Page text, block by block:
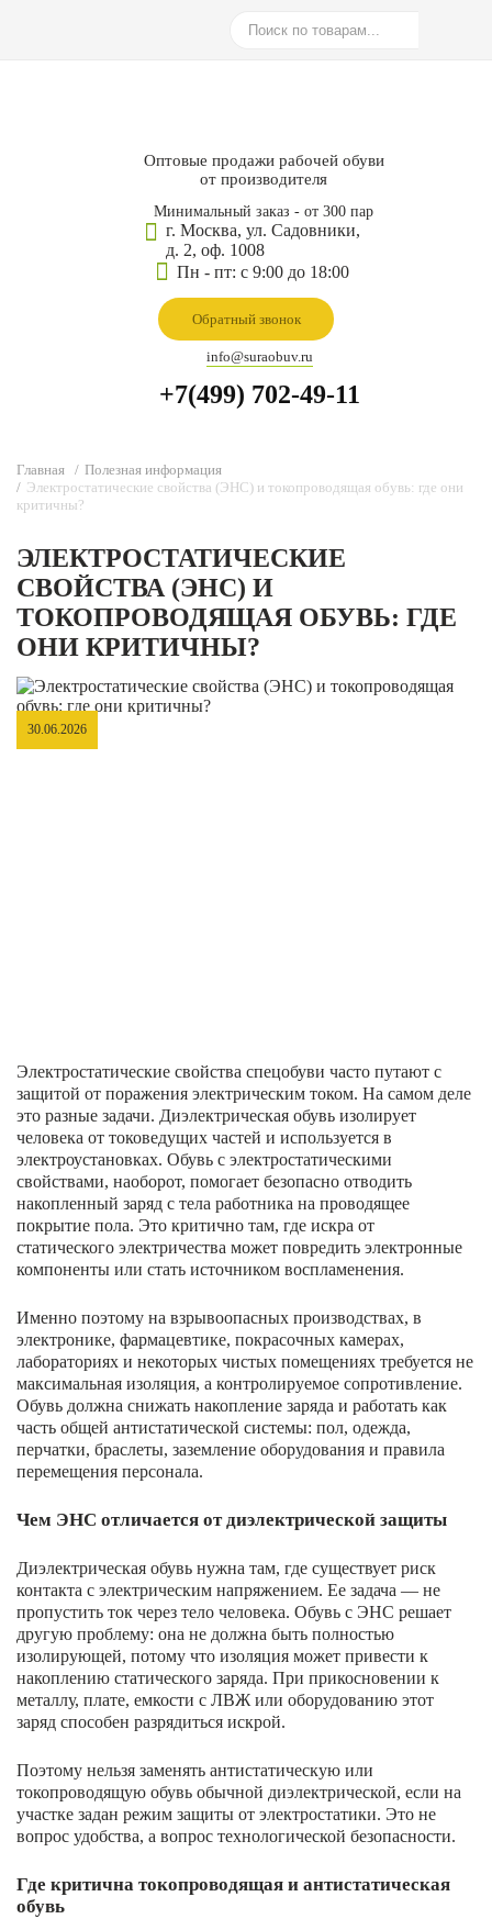
Оптовые продажи рабочей обуви
от производителя
Минимальный заказ - от 300 пар
г. Москва, ул. Садовники,
д. 2, оф. 1008
Пн - пт: с 9:00 до 18:00
Обратный звонок
info@suraobuv.ru
+7(499) 702-49-11
Главная / Полезная информация
/ Электростатические свойства (ЭНС) и токопроводящая обувь: где они
критичны?
ЭЛЕКТРОСТАТИЧЕСКИЕ
СВОЙСТВА (ЭНС) И
ТОКОПРОВОДЯЩАЯ ОБУВЬ: ГДЕ
ОНИ КРИТИЧНЫ?
30.06.2026
Электростатические свойства спецобуви часто путают с
защитой от поражения электрическим током. На самом деле
это разные задачи. Диэлектрическая обувь изолирует
человека от токоведущих частей и используется в
электроустановках. Обувь с электростатическими
свойствами, наоборот, помогает безопасно отводить
накопленный заряд с тела работника на проводящее
покрытие пола. Это критично там, где искра от
статического электричества может повредить электронные
компоненты или стать источником воспламенения.
Именно поэтому на взрывоопасных производствах, в
электронике, фармацевтике, покрасочных камерах,
лабораториях и некоторых чистых помещениях требуется не
максимальная изоляция, а контролируемое сопротивление.
Обувь должна снижать накопление заряда и работать как
часть общей антистатической системы: пол, одежда,
перчатки, браслеты, заземление оборудования и правила
перемещения персонала.
Чем ЭНС отличается от диэлектрической защиты
Диэлектрическая обувь нужна там, где существует риск
контакта с электрическим напряжением. Ее задача — не
пропустить ток через тело человека. Обувь с ЭНС решает
другую проблему: она не должна быть полностью
изолирующей, потому что изоляция может привести к
накоплению статического заряда. При прикосновении к
металлу, плате, емкости с ЛВЖ или оборудованию этот
заряд способен разрядиться искрой.
Поэтому нельзя заменять антистатическую или
токопроводящую обувь обычной диэлектрической, если на
участке задан режим защиты от электростатики. Это не
вопрос удобства, а вопрос технологической безопасности.
Где критична токопроводящая и антистатическая
обувь